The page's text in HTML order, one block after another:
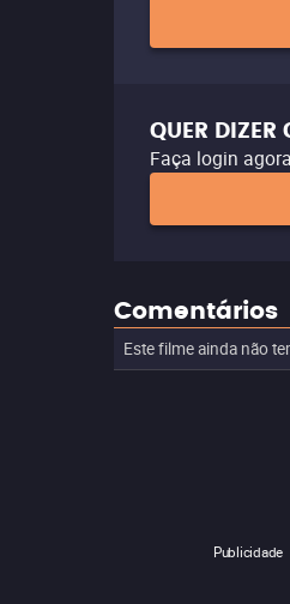
QUER DIZER
Faça login
Comentários
Este filme ainda não
Publicidade